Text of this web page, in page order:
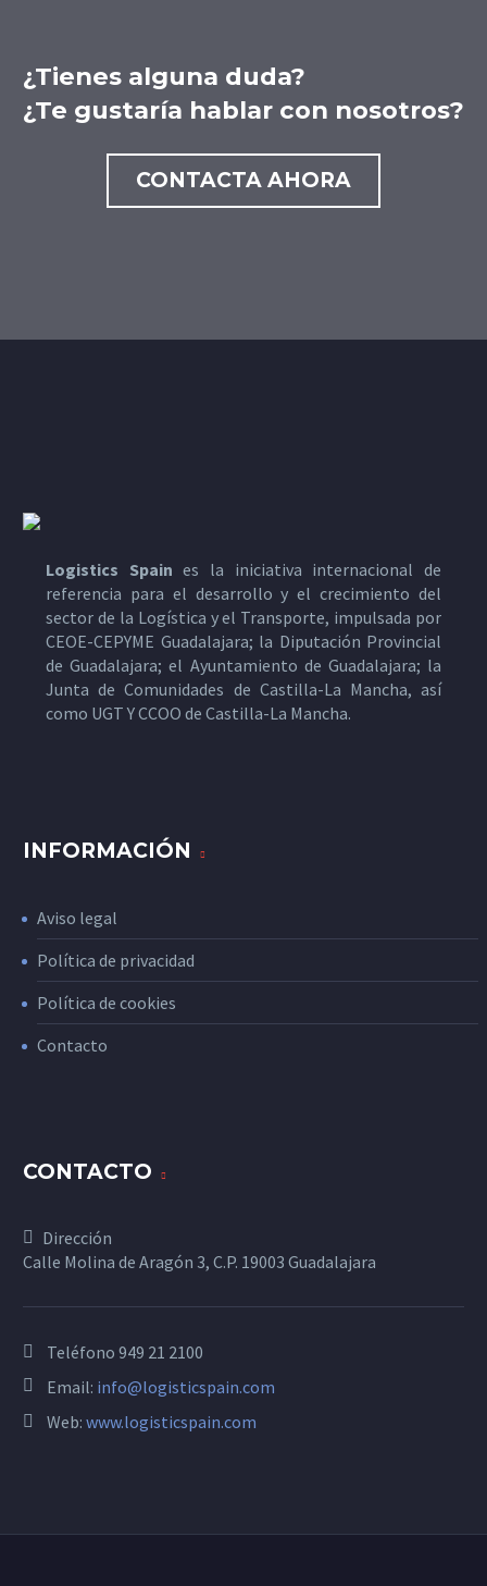
¿Tienes alguna duda?
¿Te gustaría hablar con nosotros?
CONTACTA AHORA
Logistics Spain es la iniciativa internacional de
referencia para el desarrollo y el crecimiento del
sector de la Logística y el Transporte, impulsada por
CEOE-CEPYME Guadalajara; la Diputación Provincial
de Guadalajara; el Ayuntamiento de Guadalajara; la
Junta de Comunidades de Castilla-La Mancha, así
como UGT Y CCOO de Castilla-La Mancha.
INFORMACIÓN
Aviso legal
Política de privacidad
Política de cookies
Contacto
CONTACTO
Dirección
Calle Molina de Aragón 3, C.P. 19003 Guadalajara
Teléfono 949 21 2100
Email: info@logisticspain.com
Web: www.logisticspain.com